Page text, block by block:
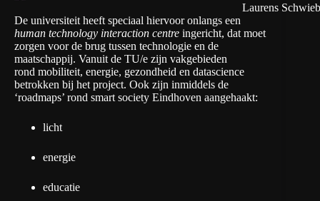
Laurens
De universiteit heeft speciaal hiervoor onlangs een
human technology interaction centre ingericht, dat moet
zorgen voor de brug tussen technologie en de
maatschappij. Vanuit de TU/e zijn vakgebieden
rond mobiliteit, energie, gezondheid en datascience
betrokken bij het project. Ook zijn inmiddels de
‘roadmaps’ rond smart society Eindhoven aangehaakt:
licht
energie
educatie